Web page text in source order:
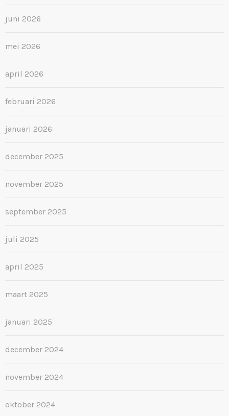
juni 2026
mei 2026
april 2026
februari 2026
januari 2026
december 2025
november 2025
september 2025
juli 2025
april 2025
maart 2025
januari 2025
december 2024
november 2024
oktober 2024